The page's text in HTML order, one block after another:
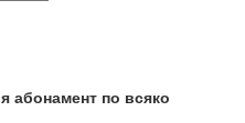
абонамент по всяко